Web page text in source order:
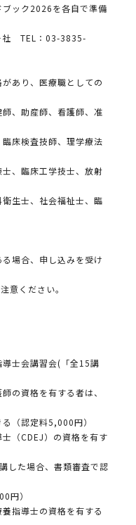
ック2026を各自で準備
：03-3835-
あり、医療職としての
産師、看護師、准
査技師、理学療法
床工学技士、放射
、社会福祉士、臨
、申し込みを受け
さい。
士会講習会(「全15講
を有する者は、
定料5,000円）
）の資格を有す
合、書類審査で認
）
士の資格を有する